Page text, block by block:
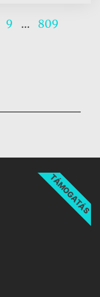
9 …
809
TÁMOGATÁS